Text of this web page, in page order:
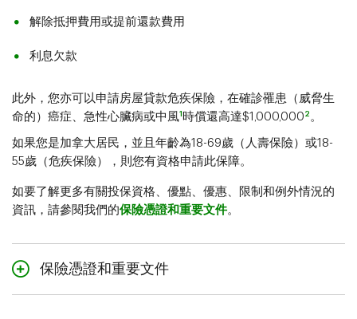
解除抵押費用或提前還款費用
利息欠款
此外，您亦可以申請房屋貸款危疾保險，在確診罹患（威脅生
命的）癌症、急性心臟病或中風1 時償還高達$1,000,000 2 。
如果您是加拿大居民，並且年齡為18-69歲（人壽保險）或18-
55歲（危疾保險），則您有資格申請此保障。
如要了解更多有關投保資格、優點、優惠、限制和例外情況的
資訊，請參閱我們的保險憑證和重要文件。
保險憑證和重要文件
有關保險公司資料、完整的條款及細則（包括資格要